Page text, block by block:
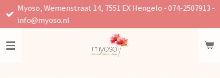
Ga
direct
de
Myoso, Wemenstraat 14, 7551 EX Hengelo - 074-2507913 -
info@myoso.nl